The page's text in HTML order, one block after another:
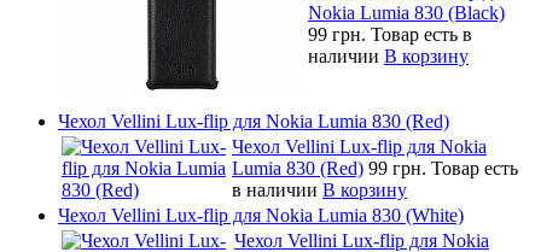
Nokia Lumia 830 (Black)
99 грн. Товар есть в
наличии В корзину
Чехол Vellini Lux-flip для Nokia Lumia 830 (Red)
Чехол Vellini Lux-flip для Nokia
Lumia 830 (Red) 99 грн. Товар есть
в наличии В корзину
Чехол Vellini Lux-flip для Nokia Lumia 830 (White)
Чехол Vellini Lux-flip для Nokia